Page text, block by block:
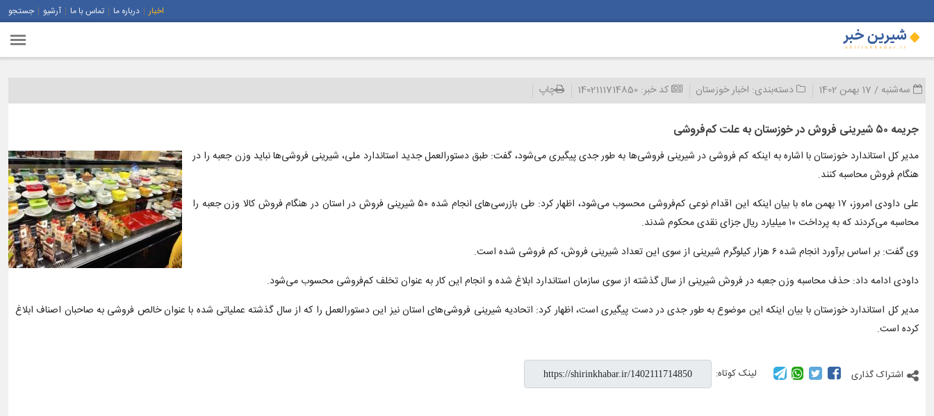
اخبار درباره ما تماس با ما آرشیو جستجو
سه‌شنبه / 17 بهمن 1402 دسته‌بندی: اخبار خوزستان کد خبر: 1402111714850 چاپ
جریمه ۵۰ شیرینی فروش در خوزستان به علت کم‌فروشی
مدیر کل استاندارد خوزستان با اشاره به اینکه کم فروشی در شیرینی فروشی‌ها به طور جدی پیگیری می‌شود، گفت: طبق دستورالعمل جدید استاندارد ملی، شیرینی فروشی‌ها نباید وزن جعبه را در
هنگام فروش محاسبه کنند.
علی داودی امروز، ۱۷ بهمن ماه با بیان اینکه این اقدام نوعی کم‌فروشی محسوب می‌شود، اظهار کرد: طی بازرسی‌های انجام شده ۵۰ شیرینی فروش در استان در هنگام فروش کالا وزن جعبه را
محاسبه می‌کردند که به پرداخت ۱۰ میلیارد ریال جزای نقدی محکوم شدند.
وی گفت: بر اساس برآورد انجام شده ۶ هزار کیلوگرم شیرینی از سوی این تعداد شیرینی فروش، کم فروشی شده است.
داودی ادامه داد: حذف محاسبه وزن جعبه در فروش شیرینی از سال گذشته از سوی سازمان استاندارد ابلاغ شده و انجام این کار به عنوان تخلف کم‌فروشی محسوب می‌شود.
مدیر کل استاندارد خوزستان با بیان اینکه این موضوع به طور جدی در دست پیگیری است، اظهار کرد: اتحادیه شیرینی فروشی‌های استان نیز این دستورالعمل را که از سال گذشته عملیاتی شده با عنوان خالص فروشی به صاحبان اصناف ابلاغ
کرده است.
اشتراک گذاری لینک کوتاه: